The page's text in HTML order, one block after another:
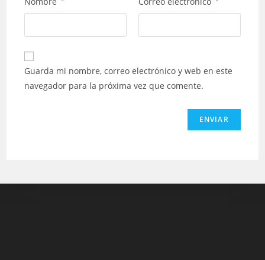
Guarda mi nombre, correo electrónico y web en este
navegador para la próxima vez que comente.